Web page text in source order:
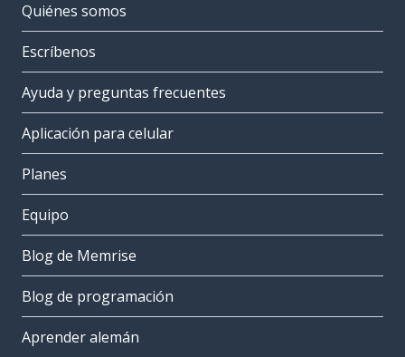
Quiénes somos
Escríbenos
Ayuda y preguntas frecuentes
Aplicación para celular
Planes
Equipo
Blog de Memrise
Blog de programación
Aprender alemán